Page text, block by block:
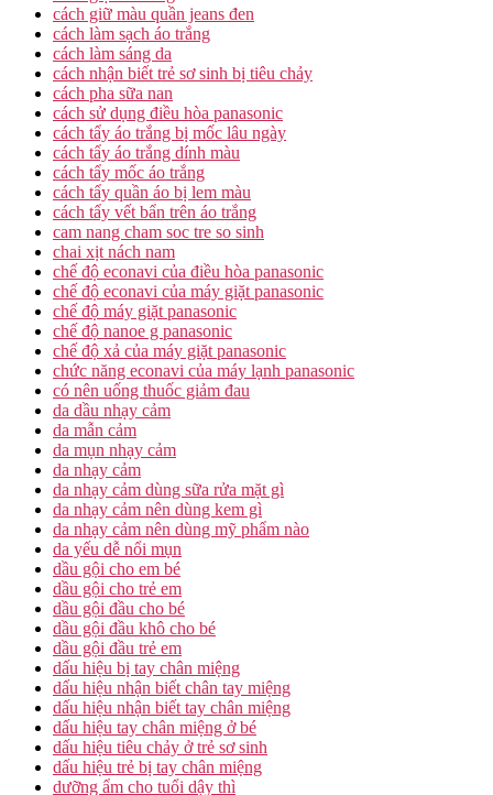
cách giữ màu quần jeans đen
cách làm sạch áo trắng
cách làm sáng da
cách nhận biết trẻ sơ sinh bị tiêu chảy
cách pha sữa nan
cách sử dụng điều hòa panasonic
cách tẩy áo trắng bị mốc lâu ngày
cách tẩy áo trắng dính màu
cách tẩy mốc áo trắng
cách tẩy quần áo bị lem màu
cách tẩy vết bẩn trên áo trắng
cam nang cham soc tre so sinh
chai xịt nách nam
chế độ econavi của điều hòa panasonic
chế độ econavi của máy giặt panasonic
chế độ máy giặt panasonic
chế độ nanoe g panasonic
chế độ xả của máy giặt panasonic
chức năng econavi của máy lạnh panasonic
có nên uống thuốc giảm đau
da dầu nhạy cảm
da mẫn cảm
da mụn nhạy cảm
da nhạy cảm
da nhạy cảm dùng sữa rửa mặt gì
da nhạy cảm nên dùng kem gì
da nhạy cảm nên dùng mỹ phẩm nào
da yếu dễ nổi mụn
dầu gội cho em bé
dầu gội cho trẻ em
dầu gội đầu cho bé
dầu gội đầu khô cho bé
dầu gội đầu trẻ em
dấu hiệu bị tay chân miệng
dấu hiệu nhận biết chân tay miệng
dấu hiệu nhận biết tay chân miệng
dấu hiệu tay chân miệng ở bé
dấu hiệu tiêu chảy ở trẻ sơ sinh
dấu hiệu trẻ bị tay chân miệng
dưỡng ẩm cho tuổi dậy thì